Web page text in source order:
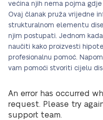
većina njih nema pojma
Ovaj članak pruža vrijedne
strukturalnom elementu
njim postupati. Jednom
naučiti kako proizvesti
profesionalnu pomoć.
vam pomoći stvoriti cijelu
An error has occurred
request. Please try
support team.